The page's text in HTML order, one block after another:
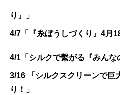
り』」
4/7「『糸ぼうしづくり』4月
4/1「シルクで繫がる『みんな
3/16 「シルクスクリーンで巨
り！」